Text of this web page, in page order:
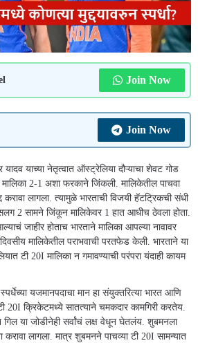
Join Now
Join Now
याच्या नेतृत्वात ऑस्ट्रेलिया दौऱ्याचा शेवट गोड
मालिका 2-1 अशा फरकाने जिंकली. मालिकेतील पाचवा
लागला. त्यामुळे भारताची विजयी हॅटट्रिकची संधी
2 सामने जिंकून मालिकेवर 1 हात आधीच ठेवला होता.
जाहीर होताच भारताने मालिका आपल्या नावावर
मालिकेतील पराभवाची परतफेड केली. भारताने या
टी 20I मालिका न गमावण्याची परंपरा यंदाही कायम
यजमानपदाचा मान हा संयुक्तरित्या भारत आणि
क्रिकेटमध्ये सातत्याने चमकदार कामगिरी करतेय.
या जोडीनेही सर्वांचं लक्ष वेधून घेतलंय. शुबमनला
करावा लागला. मात्र शुबमनने पाचव्या टी 20I सामन्यात